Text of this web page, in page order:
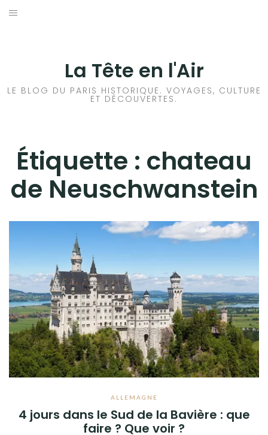
Aller
La Tête en l'Air
LE BLOG DU PARIS HISTORIQUE. VOYAGES, CULTURE
ET DÉCOUVERTES.
Étiquette : chateau
de Neuschwanstein
ALLEMAGNE
4 jours dans le Sud de la Bavière : que
faire ? Que voir ?
HISTOIRES EN ILE DE FRANCE
VOYAGES À L’ÉTRANGER
CULTURES